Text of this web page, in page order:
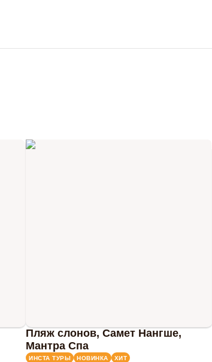
Пляж слонов, Самет Нангше,
Мантра Спа
ИНСТА ТУРЫ НОВИНКА ХИТ